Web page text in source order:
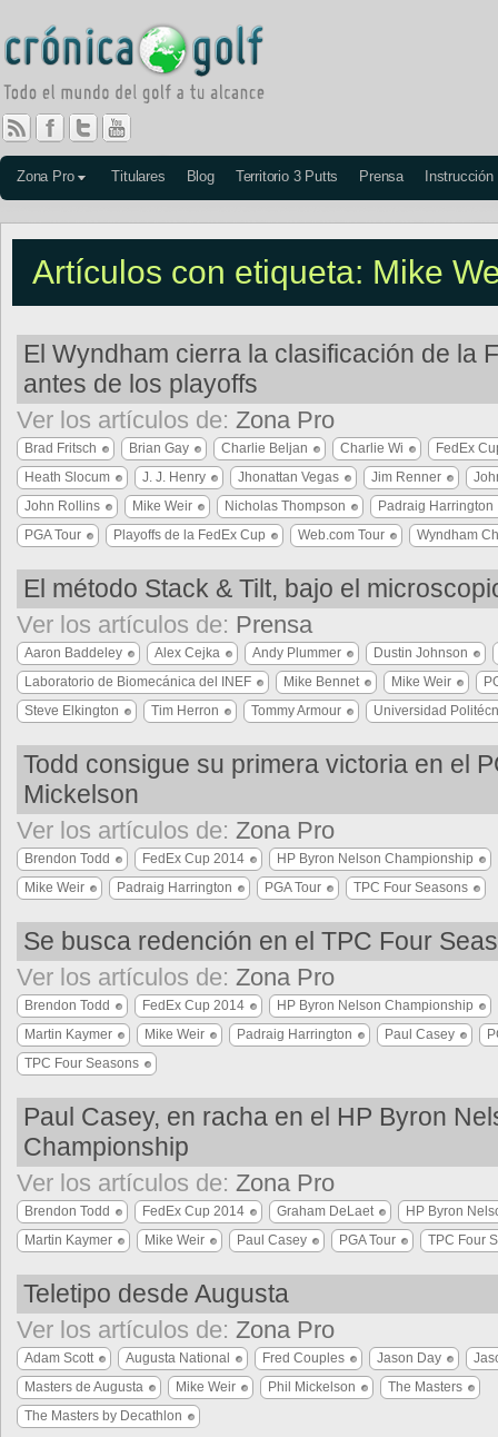
Zona Pro Titulares Blog Territorio 3 Putts Prensa Instrucción
Artículos con etiqueta: Mike
El Wyndham cierra la clasificación de la
antes de los playoffs
Ver los artículos de: Zona Pro
Brad Fritsch Brian Gay Charlie Beljan Charlie Wi
FedEx
Heath Slocum
J. J. Henry Jhonattan Vegas Jim Renner
John Rollins
Mike Weir Nicholas Thompson
Padraig Harrington
PGA Tour
Playoffs de la FedEx Cup Web.com Tour Wyndham
El método Stack & Tilt, bajo el
Ver los artículos de: Prensa
Aaron Baddeley Alex Cejka Andy Plummer
Dustin Johnson
Laboratorio de Biomecánica del INEF
Mike Bennet Mike Weir
Steve Elkington
Tim Herron Tommy Armour Universidad
Todd consigue su primera victoria en el
Mickelson
Ver los artículos de: Zona Pro
Brendon Todd FedEx Cup 2014
HP Byron Nelson Championship
Mike Weir
Padraig Harrington PGA Tour TPC Four Seasons
Se busca redención en el TPC Four
Ver los artículos de: Zona Pro
Brendon Todd FedEx Cup 2014
HP Byron Nelson Championship
Martin Kaymer
Mike Weir Padraig Harrington Paul Casey
TPC Four Seasons
Paul Casey, en racha en el HP Byron
Championship
Ver los artículos de: Zona Pro
Brendon Todd FedEx Cup 2014 Graham DeLaet
HP Byron
Martin Kaymer
Mike Weir Paul Casey PGA Tour TPC Four
Teletipo desde Augusta
Ver los artículos de: Zona Pro
Adam Scott Augusta National Fred Couples Jason Day
Masters de Augusta
Mike Weir Phil Mickelson
The Masters
The Masters by Decathlon